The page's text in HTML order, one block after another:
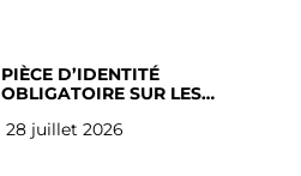
PIÈCE D’IDENTITÉ
OBLIGATOIRE SUR LES
Français
28 juillet 2026